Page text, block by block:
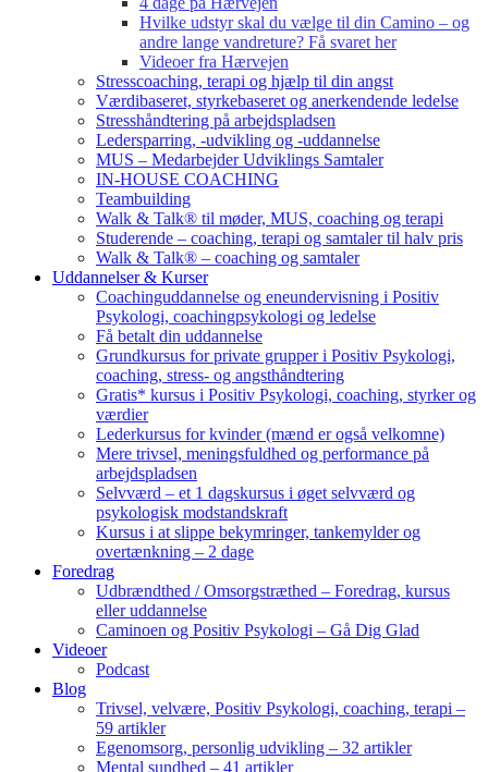
Hvilke udstyr skal du vælge til din Camino – og
andre lange vandreture? Få svaret her
Videoer fra Hærvejen
Stresscoaching, terapi og hjælp til din angst
Værdibaseret, styrkebaseret og anerkendende ledelse
Stresshåndtering på arbejdspladsen
Ledersparring, -udvikling og -uddannelse
MUS – Medarbejder Udviklings Samtaler
IN-HOUSE COACHING
Teambuilding
Walk & Talk® til møder, MUS, coaching og terapi
Studerende – coaching, terapi og samtaler til halv pris
Walk & Talk® – coaching og samtaler
Uddannelser & Kurser
Coachinguddannelse og eneundervisning i Positiv
Psykologi, coachingpsykologi og ledelse
Få betalt din uddannelse
Grundkursus for private grupper i Positiv Psykologi,
coaching, stress- og angsthåndtering
Gratis* kursus i Positiv Psykologi, coaching, styrker og
værdier
Lederkursus for kvinder (mænd er også velkomne)
Mere trivsel, meningsfuldhed og performance på
arbejdspladsen
Selvværd – et 1 dagskursus i øget selvværd og
psykologisk modstandskraft
Kursus i at slippe bekymringer, tankemylder og
overtænkning – 2 dage
Foredrag
Udbrændthed / Omsorgstræthed – Foredrag, kursus
eller uddannelse
Caminoen og Positiv Psykologi – Gå Dig Glad
Videoer
Podcast
Blog
Trivsel, velvære, Positiv Psykologi, coaching, terapi –
59 artikler
Egenomsorg, personlig udvikling – 32 artikler
Mental sundhed – 41 artikler